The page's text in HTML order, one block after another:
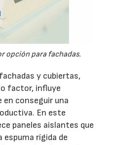
opción para fachadas.
y cubiertas,
factor, influye
conseguir una
En este
paneles aislantes que
espuma rígida de